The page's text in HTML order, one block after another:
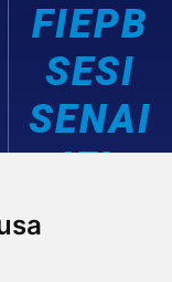
FIEPB
SESI
SENAI
IEL